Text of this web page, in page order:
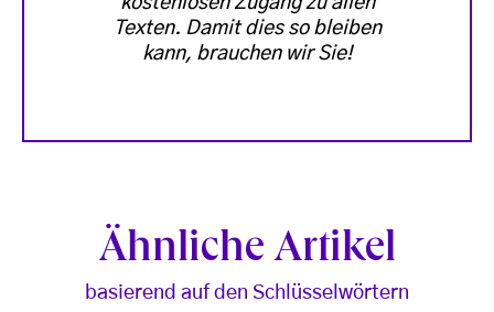
Texten. Damit dies so bleiben
kann, brauchen wir Sie!
Ähnliche Artikel
basierend auf den Schlüsselwörtern